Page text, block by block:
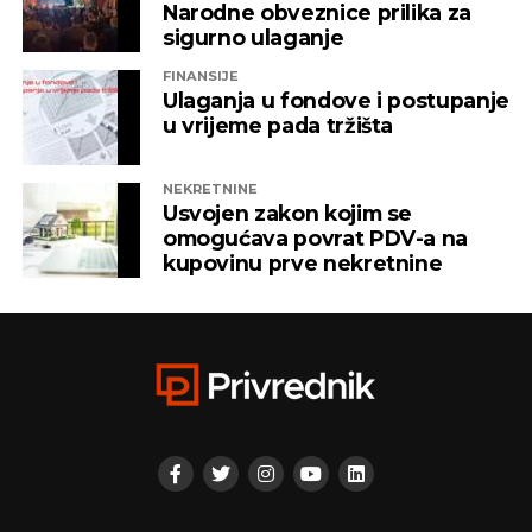
čijem je vlasništvu bila “Una TV”.
Iz “Infinity-ja” su tada saopštili da će bez posla ostati
oko 800 ljudi, a spas su potražili u registrovanju
novih kompanija i promjenama vlasničke strukture,
pretvarajućći dotatašnje rukovodioce u vlasnike.
„Invictus“ su prije mjesec dana osnovali menadžeri
„Prointera“ i „Siriusa”.
REKLAMA
Narodne obveznice prilika za
sigurno ulaganje
FINANSIJE
Ulaganja u fondove i postupanje
u vrijeme pada tržišta
NEKRETNINE
Usvojen zakon kojim se
omogućava povrat PDV-a na
kupovinu prve nekretnine